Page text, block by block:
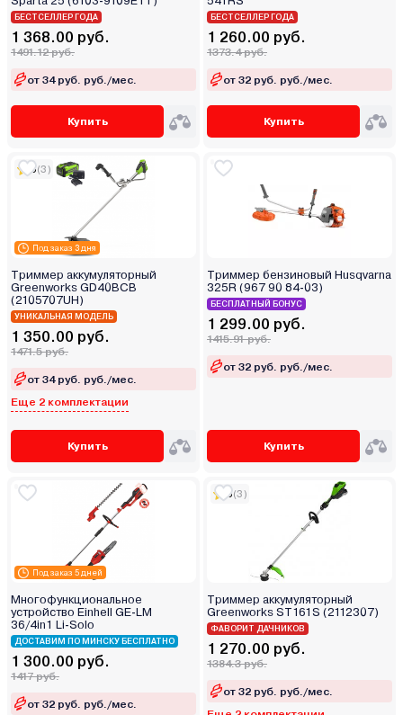
БЕСТСЕЛЛЕР ГОДА
1 368.00 руб.
1491.12 руб.
от 34 руб. руб./мес.
Купить
БЕСТСЕЛЛЕР ГОДА
1 260.00 руб.
1373.4 руб.
от 32 руб. руб./мес.
Купить
Под заказ 3 дня
5(3)
Триммер аккумуляторный
Greenworks GD40BCB
(2105707UH)
УНИКАЛЬНАЯ МОДЕЛЬ
1 350.00 руб.
1471.5 руб.
от 34 руб. руб./мес.
Еще 2 комплектации
Купить
Триммер бензиновый Husqvarna
325R (967 90 84-03)
БЕСПЛАТНЫЙ БОНУС
1 299.00 руб.
1415.91 руб.
от 32 руб. руб./мес.
Купить
Под заказ 5 дней
Многофункциональное
устройство Einhell GE-LM
36/4in1 Li-Solo
ДОСТАВИМ ПО МИНСКУ БЕСПЛАТНО
1 300.00 руб.
1417 руб.
от 32 руб. руб./мес.
5(3)
Триммер аккумуляторный
Greenworks ST161S (2112307)
ФАВОРИТ ДАЧНИКОВ
1 270.00 руб.
1384.3 руб.
от 32 руб. руб./мес.